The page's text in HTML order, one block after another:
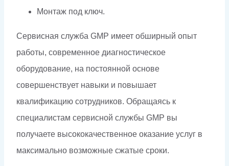
Монтаж под ключ.
Сервисная служба GMP имеет обширный опыт
работы, современное диагностическое
оборудование, на постоянной основе
совершенствует навыки и повышает
квалификацию сотрудников. Обращаясь к
специалистам сервисной службы GMP вы
получаете высококачественное оказание услуг в
максимально возможные сжатые сроки.